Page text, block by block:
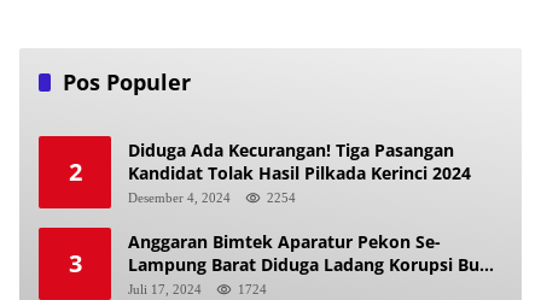
Pos Populer
2
Diduga Ada Kecurangan! Tiga Pasangan
Kandidat Tolak Hasil Pilkada Kerinci 2024
Desember 4, 2024 2254
3
Anggaran Bimtek Aparatur Pekon Se-
Lampung Barat Diduga Ladang Korupsi Buat
Makan Anak Istri
Juli 17, 2024 1724